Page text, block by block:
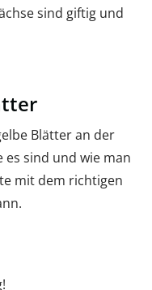
sind giftig und
Blätter an der
es sind und wie man
mit dem richtigen